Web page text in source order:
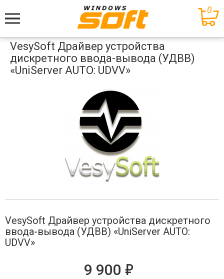
Меню
0
VesySoft Драйвер устройства
дискретного ввода-вывода (УДВВ)
«UniServer AUTO: UDVV»
VesySoft Драйвер устройства дискретного
ввода-вывода (УДВВ) «UniServer AUTO:
UDVV»
9 900 е